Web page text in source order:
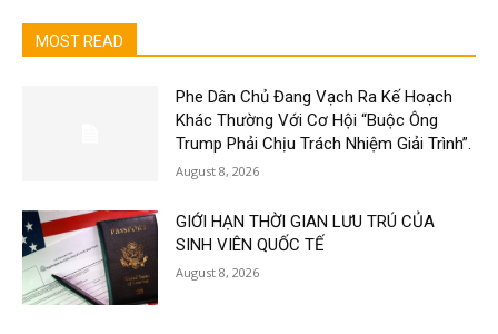
MOST READ
Phe Dân Chủ Đang Vạch Ra Kế Hoạch
Khác Thường Với Cơ Hội “Buộc Ông
Trump Phải Chịu Trách Nhiệm Giải Trình”.
August 8, 2026
GIỚI HẠN THỜI GIAN LƯU TRÚ CỦA
SINH VIÊN QUỐC TẾ
August 8, 2026